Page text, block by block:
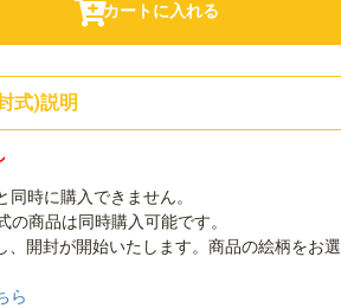
カートに入れる
式)説明
時に購入できません。
の商品は同時購入可能です。
開封が開始いたします。商品の絵柄をお
ら